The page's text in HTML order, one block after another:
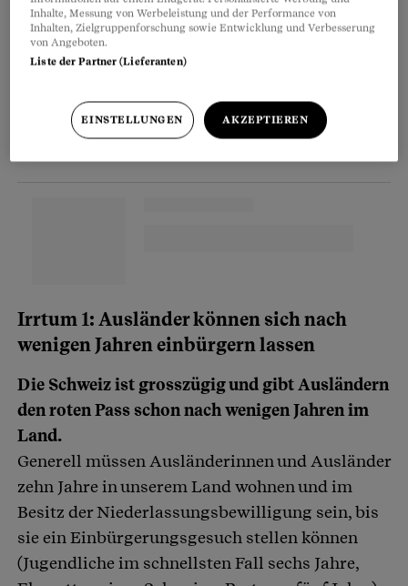
Partnerinhalte
Irrtum 1: Ausländer können sich nach
wenigen Jahren einbürgern lassen
Die Schweiz ist grosszügig und gibt Ausländern
den roten Pass schon nach wenigen Jahren im
Land.
Generell müssen Ausländerinnen und Ausländer
zehn Jahre in unserem Land wohnen und im
Besitz der Niederlassungsbewilligung sein, bis
sie ein Einbürgerungsgesuch stellen können
(Jugendliche im schnellsten Fall sechs Jahre,
Inhalte, Messung von Werbeleistung und der Performance von
Inhalten, Zielgruppenforschung sowie Entwicklung und Verbesserung
von Angeboten.
Liste der Partner (Lieferanten)
EINSTELLUNGEN AKZEPTIEREN